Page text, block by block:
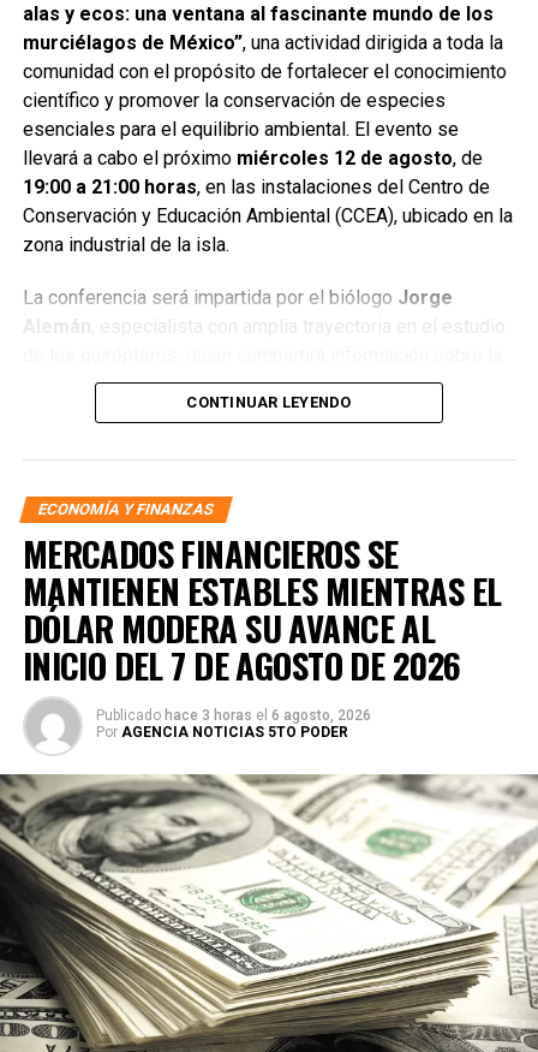
alas y ecos: una ventana al fascinante mundo de los
murciélagos de México”, una actividad dirigida a toda la
comunidad con el propósito de fortalecer el conocimiento
científico y promover la conservación de especies
esenciales para el equilibrio ambiental. El evento se
llevará a cabo el próximo miércoles 12 de agosto, de
19:00 a 21:00 horas, en las instalaciones del Centro de
Conservación y Educación Ambiental (CCEA), ubicado en la
zona industrial de la isla.
La conferencia será impartida por el biólogo Jorge
Alemán
, especialista con amplia trayectoria en el estudio
diversidad, comportamiento y relevancia ecológica de los
murciélagos mexicanos. Además, las y los asistentes
de estos mamíferos, los únicos capaces de realizar un
vuelo sostenido.
El director del CCEA,Rafael Chacón Díaz, destacó que la
actividad busca desmitificar las ideas erróneas que
suelen rodear a los murciélagos y fomentar una visión
basada en el conocimiento científico. Subrayó que estas
especies cumplen funciones esenciales como la
CONTINUAR LEYENDO
ECONOMÍA Y FINANZAS
MERCADOS FINANCIEROS SE
MANTIENEN ESTABLES MIENTRAS EL
DÓLAR MODERA SU AVANCE AL
INICIO DEL 7 DE AGOSTO DE 2026
Publicado hace 3 horas el 6 agosto, 2026
Por AGENCIA NOTICIAS 5TO PODER